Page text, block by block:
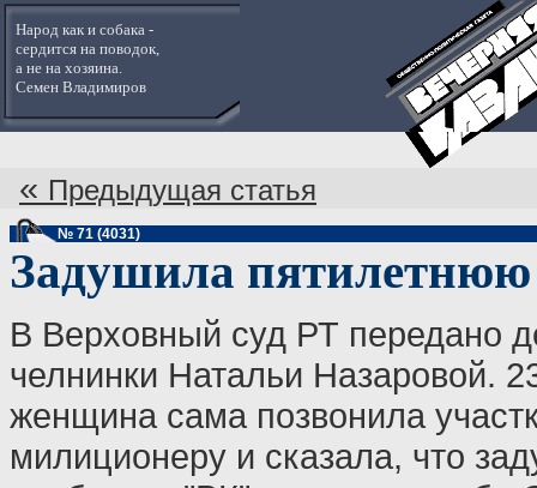
Народ как и собака -
сердится на поводок,
а не на хозяина.
Семен Владимиров
« Предыдущая статья
№ 71 (4031)
Задушила пятилетнюю
В Верховный суд РТ передано
челнинки Натальи Назаровой.
женщина сама позвонила
милиционеру и сказала, что